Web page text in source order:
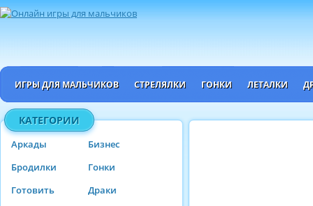
ИГРЫ ДЛЯ МАЛЬЧИКОВ СТРЕЛЯЛКИ ГОНКИ ЛЕТАЛКИ
КАТЕГОРИИ
Аркады
Бизнес
Бродилки
Гонки
Готовить
Драки